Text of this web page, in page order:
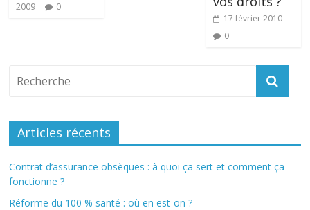
2009
0
17 février 2010
0
Articles récents
Contrat d’assurance obsèques : à quoi ça sert et comment ça
fonctionne ?
Réforme du 100 % santé : où en est-on ?